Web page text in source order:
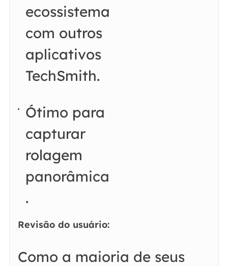
ecossistema
com outros
aplicativos
TechSmith.
Ótimo para
capturar
rolagem
panorâmica
.
Revisão do usuário:
Como a maioria de seus